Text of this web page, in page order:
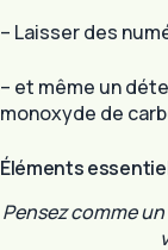
– Laisser des
– et même un
monoxyde de
Éléments
Pensez comme